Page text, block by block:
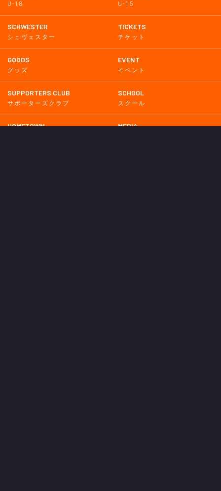
U-18 U-15
SCHWESTER
シュヴェスター
TICKETS
チケット
GOODS
グッズ
EVENT
イベント
SUPPORTERS CLUB
サポーターズクラブ
SCHOOL
スクール
HOMETOWN MEDIA